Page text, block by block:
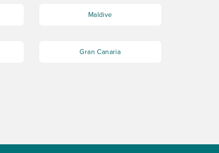
Maldive
Gran Canaria